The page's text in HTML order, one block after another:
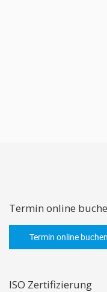
Termin online
Termin online buchen
ISO Zertifizierung